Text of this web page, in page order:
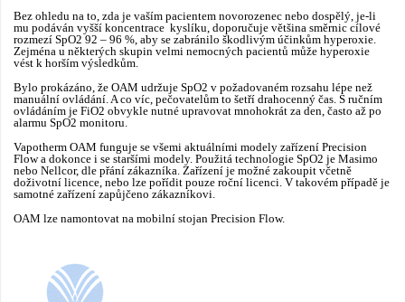
Bez ohledu na to, zda je vaším pacientem novorozenec nebo dospělý, je-li
mu podáván vyšší koncentrace kyslíku, doporučuje většina směrnic cílové
rozmezí SpO2 92 – 96 %, aby se zabránilo škodlivým účinkům hyperoxie.
Zejména u některých skupin velmi nemocných pacientů může hyperoxie
vést k horším výsledkům.
Bylo prokázáno, že OAM udržuje SpO2 v požadovaném rozsahu lépe než
manuální ovládání. A co víc, pečovatelům to šetří drahocenný čas. S ručním
ovládáním je FiO2 obvykle nutné upravovat mnohokrát za den, často až po
alarmu SpO2 monitoru.
Vapotherm OAM funguje se všemi aktuálními modely zařízení Precision
Flow a dokonce i se staršími modely. Použitá technologie SpO2 je Masimo
nebo Nellcor, dle přání zákazníka. Zařízení je možné zakoupit včetně
doživotní licence, nebo lze pořídit pouze roční licenci. V takovém případě je
samotné zařízení zapůjčeno zákazníkovi.
OAM lze namontovat na mobilní stojan Precision Flow.